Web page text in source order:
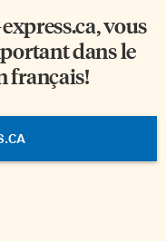
, vous
dans le
français!